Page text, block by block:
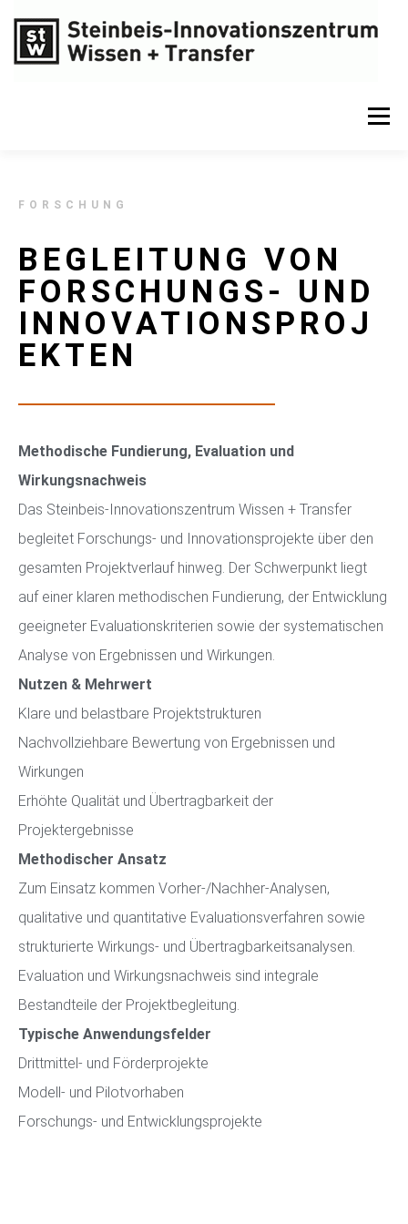
Menü
FORSCHUNG
BEGLEITUNG VON
FORSCHUNGS- UND
INNOVATIONSPROJ
EKTEN
Methodische Fundierung, Evaluation und
Wirkungsnachweis
Das Steinbeis-Innovationszentrum Wissen + Transfer
begleitet Forschungs- und Innovationsprojekte über den
gesamten Projektverlauf hinweg. Der Schwerpunkt liegt
auf einer klaren methodischen Fundierung, der Entwicklung
geeigneter Evaluationskriterien sowie der systematischen
Analyse von Ergebnissen und Wirkungen.
Nutzen & Mehrwert
Klare und belastbare Projektstrukturen
Nachvollziehbare Bewertung von Ergebnissen und
Wirkungen
Erhöhte Qualität und Übertragbarkeit der
Projektergebnisse
Methodischer Ansatz
Zum Einsatz kommen Vorher-/Nachher-Analysen,
qualitative und quantitative Evaluationsverfahren sowie
strukturierte Wirkungs- und Übertragbarkeitsanalysen.
Evaluation und Wirkungsnachweis sind integrale
Bestandteile der Projektbegleitung.
Typische Anwendungsfelder
Drittmittel- und Förderprojekte
Modell- und Pilotvorhaben
Forschungs- und Entwicklungsprojekte